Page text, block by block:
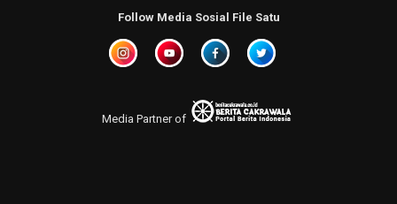
Follow Media Sosial File Satu
Media Partner of